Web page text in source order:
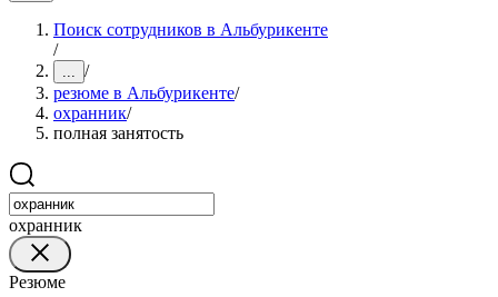
Поиск сотрудников в Альбурикенте
/
... /
резюме в Альбурикенте/
охранник/
полная занятость
охранник
Резюме